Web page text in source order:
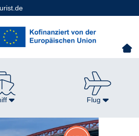
Flug